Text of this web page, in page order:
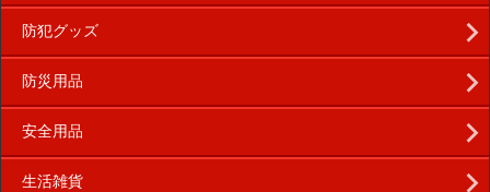
防犯グッズ
防災用品
安全用品
生活雑貨